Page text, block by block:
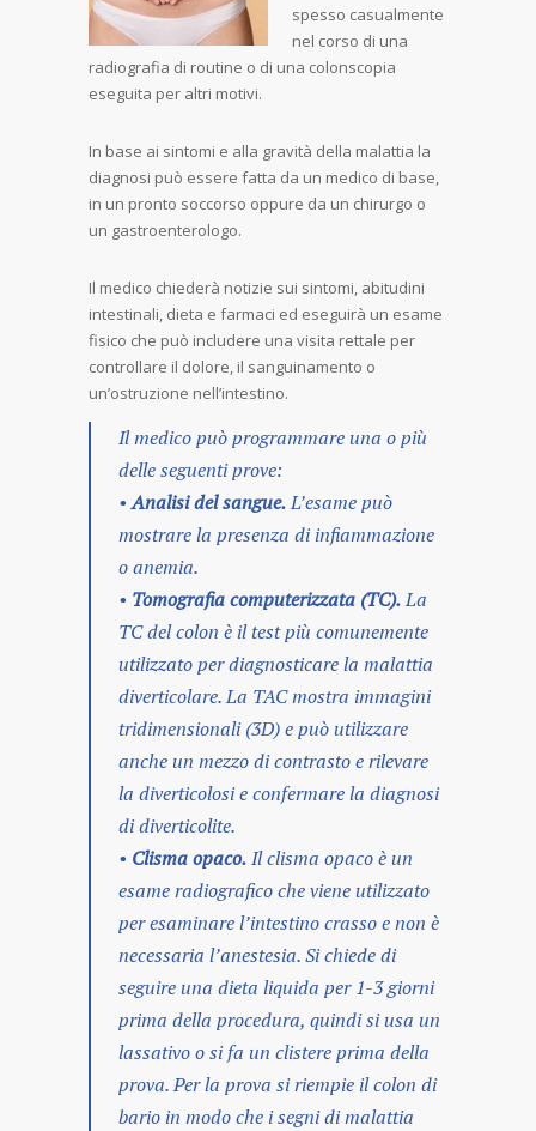
spesso casualmente
nel corso di una
radiografia di routine o di una colonscopia
eseguita per altri motivi.
In base ai sintomi e alla gravità della malattia la
diagnosi può essere fatta da un medico di base,
in un pronto soccorso oppure da un chirurgo o
un gastroenterologo.
Il medico chiederà notizie sui sintomi, abitudini
intestinali, dieta e farmaci ed eseguirà un esame
fisico che può includere una visita rettale per
controllare il dolore, il sanguinamento o
un’ostruzione nell’intestino.
Il medico può programmare una o più
delle seguenti prove:
•Analisi del sangue.L’esame può
mostrare la presenza di infiammazione
o anemia.
• Tomografia computerizzata (TC).La
TC del colon è il test più comunemente
utilizzato per diagnosticare la malattia
diverticolare. La TAC mostra immagini
tridimensionali (3D) e può utilizzare
anche un mezzo di contrasto e rilevare
la diverticolosi e confermare la diagnosi
di diverticolite.
• Clisma opaco.Il clisma opaco è un
esame radiografico che viene utilizzato
per esaminare l’intestino crasso e non è
necessaria l’anestesia. Si chiede di
seguire una dieta liquida per 1-3 giorni
prima della procedura, quindi si usa un
lassativo o si fa un clistere prima della
prova. Per la prova si riempie il colon di
bario in modo che i segni di malattia